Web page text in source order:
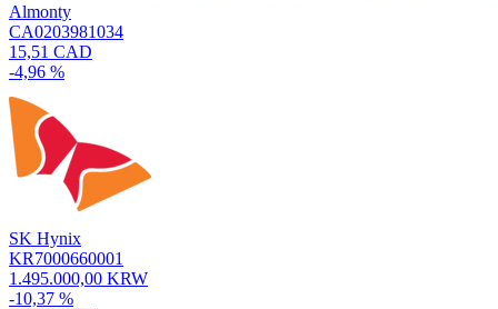
Almonty
CA0203981034
15,51 CAD
-4,96 %
SK Hynix
KR7000660001
1.495.000,00 KRW
-10,37 %